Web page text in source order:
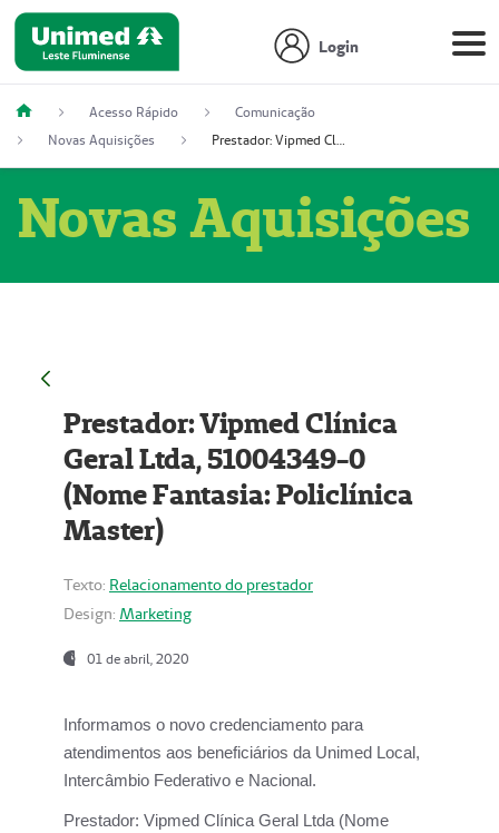
Login
Acesso Rápido
Comunicação
Novas Aquisições
Prestador: Vipmed Clínica Geral Ltda, 51004349-0 (Nome Fantasia: Policlínica Master)
Novas Aquisições
Prestador: Vipmed Clínica
Geral Ltda, 51004349-0
(Nome Fantasia: Policlínica
Master)
Texto: Relacionamento do prestador
Design: Marketing
01 de abril, 2020
Informamos o novo credenciamento para
atendimentos aos beneficiários da Unimed Local,
Intercâmbio Federativo e Nacional.
Prestador: Vipmed Clínica Geral Ltda (Nome